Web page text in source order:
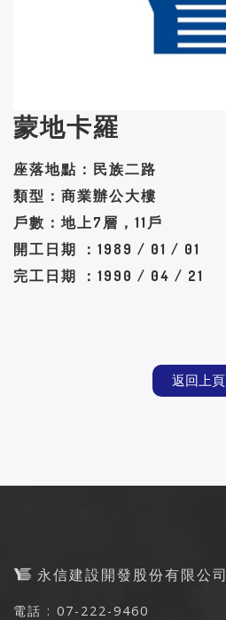
蒙地卡羅
座落地點：民族二路
類型：商業辦公大樓
戶數：地上7層，11戶
開工日期 ：1989 / 01 / 01
完工日期 ：1990 / 04 / 21
返回上頁
永信建設開發股份有限公司
電話 : 07-222-9460